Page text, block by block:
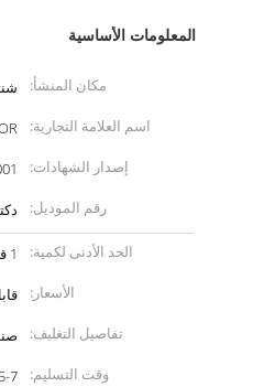
المعلومات الأساسية
مكان المنشأ:
اسم العلامة التجارية:
إصدار الشهادات:
رقم الموديل:
الحد الأدنى لكمية:
1 قطعة
الأسعار:
تفاصيل التغليف:
وقت التسليم:
5-7 أيام عمل